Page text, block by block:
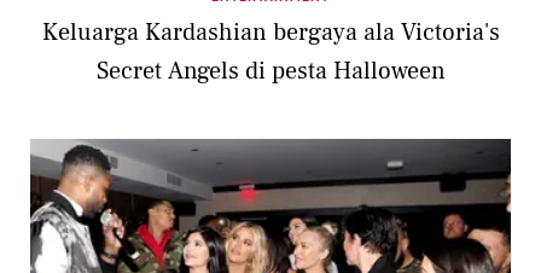
Keluarga Kardashian bergaya ala Victoria's
Secret Angels di pesta Halloween